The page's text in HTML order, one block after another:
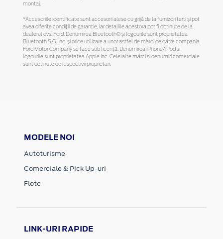
montaj.
*Accesoriile identificate sunt accesorii alese cu grijă de la furnizori terți și pot
avea diferite condiții de garanție, iar detaliile acestora pot fi obținute de la
dealerul dvs. Ford. Denumirea Bluetooth® și logourile sunt proprietatea
Bluetooth SIG, Inc. și orice utilizare a unor astfel de mărci de către compania
Ford Motor Company se face sub licență. Denumirea iPhone/iPod și
logourile sunt proprietatea Apple Inc. Celelalte mărci și denumiri comerciale
sunt deținute de respectivii proprietari.
MODELE NOI
Autoturisme
Comerciale & Pick Up-uri
Flote
LINK-URI RAPIDE